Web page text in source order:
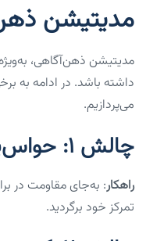
مدیتیشن
مدیتیشن ذهن‌آگاهی،
داشته باشد. در ادامه به
می‌پردازیم.
چالش ۱: حواس‌پرتی و افکار مزاحم
راهکار: به‌جای مقاومت در
تمرکز خود برگردید.